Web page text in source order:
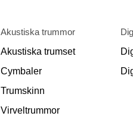
Akustiska trummor
Akustiska trumset
Cymbaler
Trumskinn
Virveltrummor